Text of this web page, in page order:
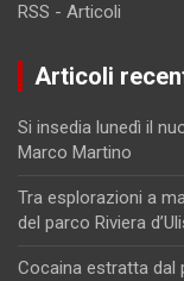
RSS - Articoli
Articoli
Si insedia lunedì il
Marco Martino
Tra esplorazioni a
del parco Riviera
Cocaina estratta dal